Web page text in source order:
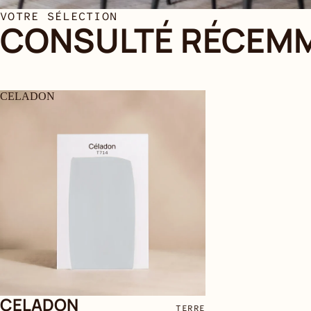
VOTRE SÉLECTION
CONSULTÉ
CELADON
CELADON TERRE